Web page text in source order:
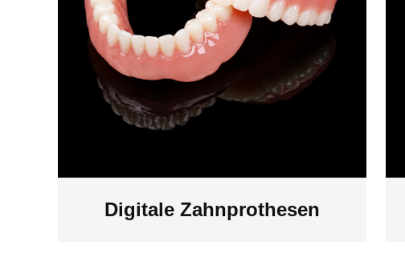
Digitale Zahnprothesen